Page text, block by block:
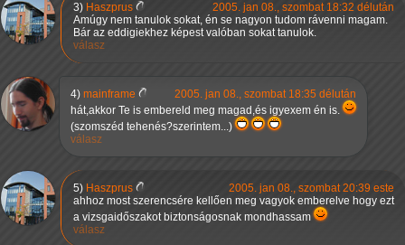
3) Haszprus
2005. jan 08., szombat 18:32 délután
Amúgy nem tanulok sokat, én se nagyon tudom rávenni magam.
Bár az eddigiekhez képest valóban sokat tanulok.
válasz
4) mainframe
2005. jan 08., szombat 18:35 délután
hát,akkor Te is embereld meg magad,és igyexem én is.
(szomszéd tehenés?szerintem...)
válasz
5) Haszprus
2005. jan 08., szombat 20:39 este
ahhoz most szerencsére kellően meg vagyok emberelve hogy ezt
a vizsgaidőszakot biztonságosnak mondhassam
válasz